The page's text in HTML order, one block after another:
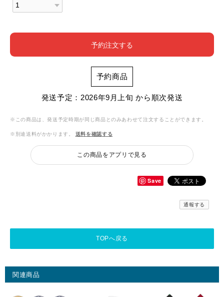
予約注文する
予約商品
発送予定：2026年9月上旬 から順次発送
※この商品は、発送予定時期が同じ商品とのみあわせて注文することができます。
※別途送料がかかります。 送料を確認する
この商品をアプリで見る
Save
通報する
TOPへ戻る
関連商品